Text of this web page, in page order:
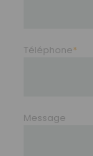
Téléphone*
Message